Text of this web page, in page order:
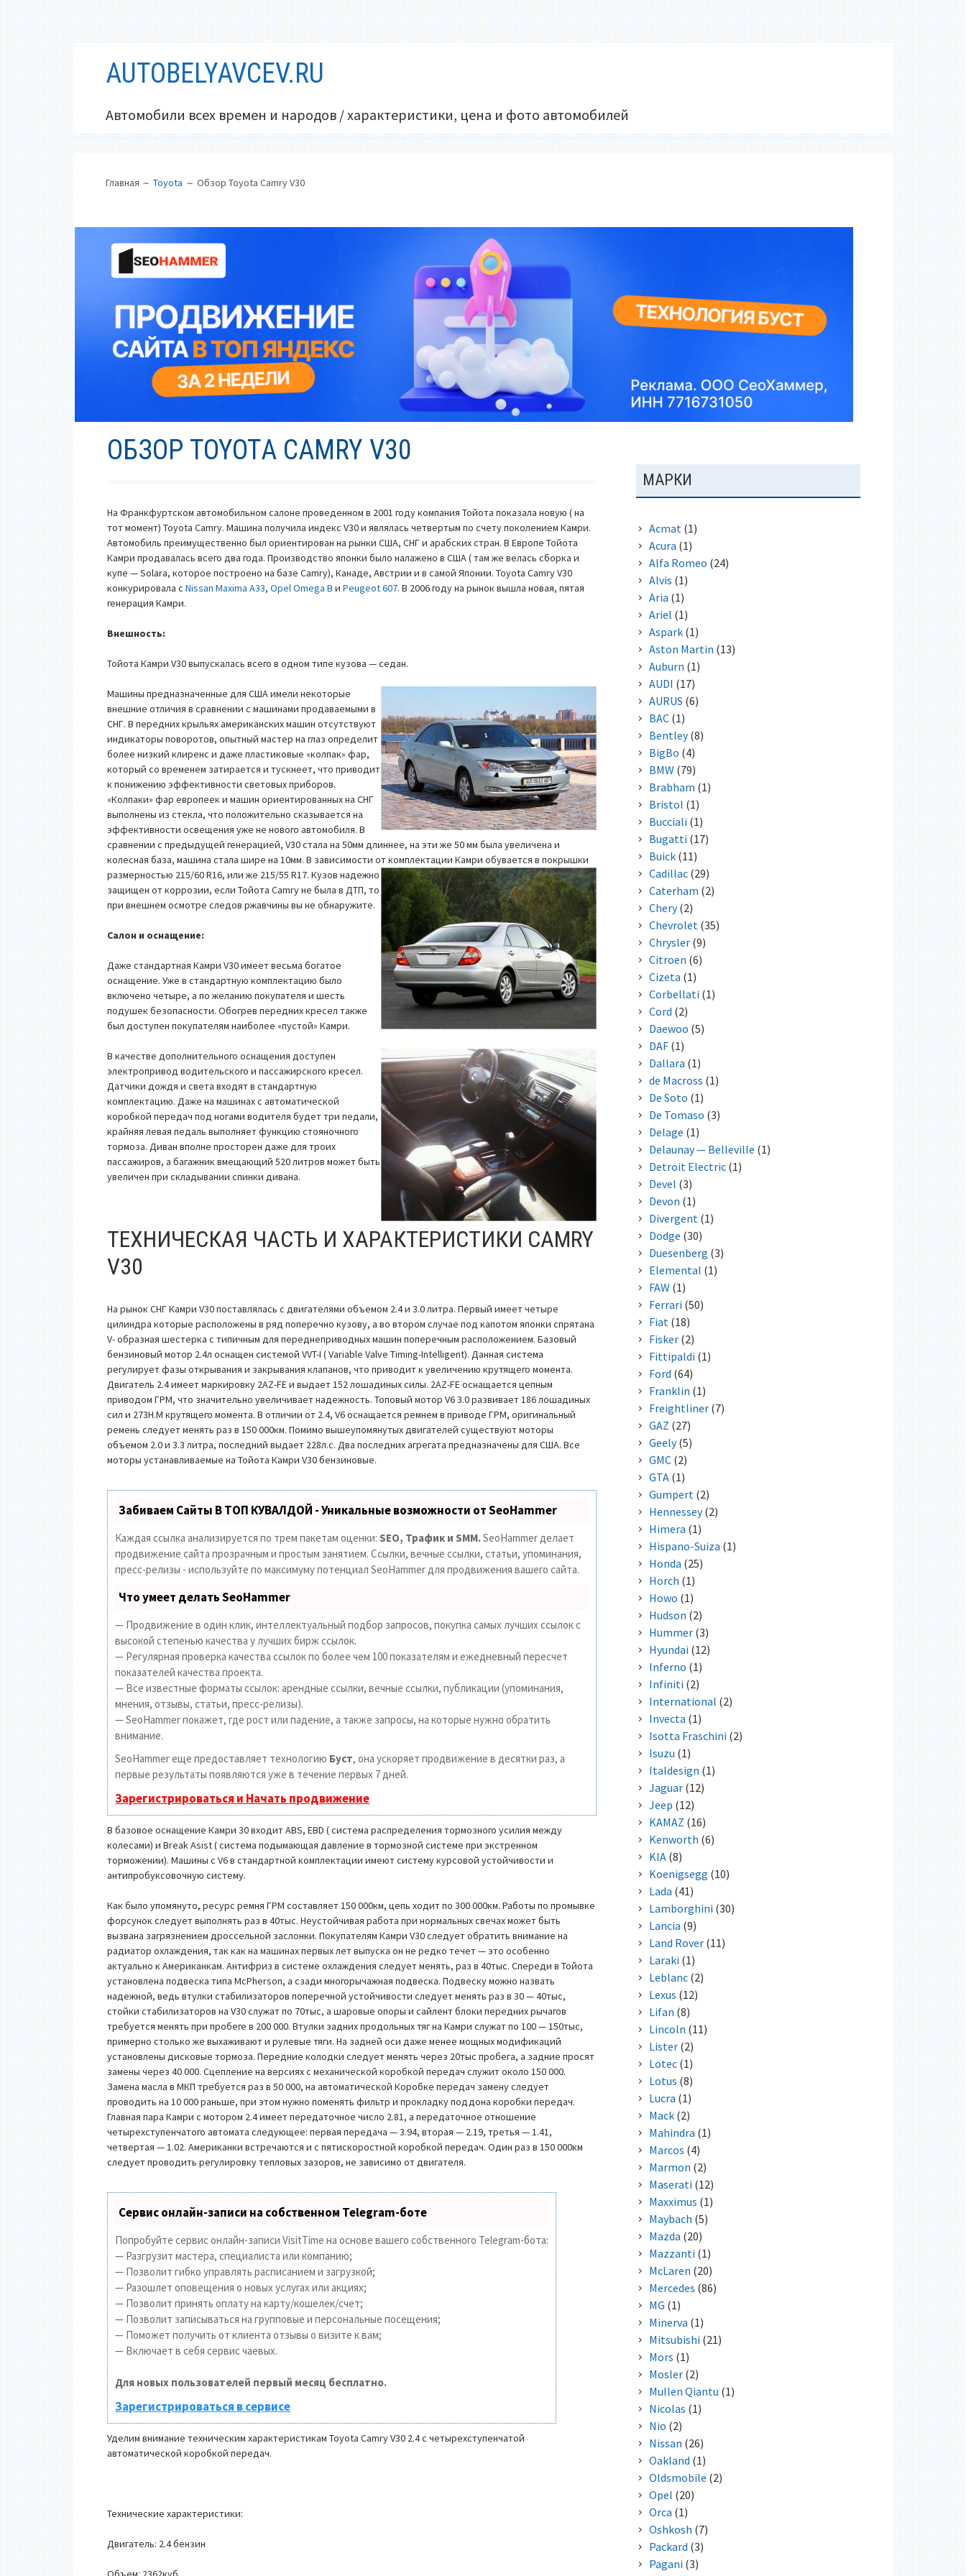
содержимомуAUTOBELYAVCEV.RU
Автомобили всех времен и народов / характеристики, цена и фото автомобилей
МЕНЮ
САЙТЕ
(ХЛЕБНЫЕ
КРОШКИ)
Главная Toyota Обзор Toyota Camry V30
ОБЗОР TOYOTA CAMRY V30
На Франкфуртском автомобильном салоне проведенном в 2001 году компания Тойота показала новую ( на
тот момент) Toyota Camry. Машина получила индекс V30 и являлась четвертым по счету поколением Камри.
Автомобиль преимущественно был ориентирован на рынки США, СНГ и арабских стран. В Европе Тойота
Камри продавалась всего два года. Производство японки было налажено в США ( там же велась сборка и
купе — Solara, которое построено на базе Camry), Канаде, Австрии и в самой Японии. Toyota Camry V30
конкурировала сNissan Maxima A33,Opel Omega B иPeugeot 607. В 2006 году на рынок вышла новая, пятая
генерация Камри.
Внешность:
Тойота Камри V30 выпускалась всего в одном типе кузова — седан.
Машины предназначенные для США имели некоторые
внешние отличия в сравнении с машинами продаваемыми в
СНГ. В передних крыльях американских машин отсутствуют
индикаторы поворотов, опытный мастер на глаз определит
более низкий клиренс и даже пластиковые «колпак» фар,
который со временем затирается и тускнеет, что приводит
к понижению эффективности световых приборов.
«Колпаки» фар европеек и машин ориентированных на СНГ
выполнены из стекла, что положительно сказывается на
эффективности освещения уже не нового автомобиля. В
сравнении с предыдущей генерацией, V30 стала на 50мм длиннее, на эти же 50 мм была увеличена и
колесная база, машина стала шире на 10мм. В зависимости от комплектацииКамри обувается в покрышки
размерностью 215/60 R16, или же 215/55 R17. Кузов надежно
защищен от коррозии, если Тойота Camry не была в ДТП, то
при внешнем осмотре следов ржавчины вы не обнаружите.
Салон и оснащение:
Даже стандартная Камри V30 имеет весьма богатое
оснащение. Уже в стандартную комплектацию было
включено четыре, а по желанию покупателя и шесть
подушек безопасности. Обогрев передних кресел также
был доступен покупателям наиболее «пустой» Камри.
В качестве дополнительного оснащения доступен
электропривод водительского и пассажирского кресел.
Датчики дождя и света входят в стандартную
комплектацию. Даже на машинах с автоматической
коробкой передач под ногами водителя будет три педали,
крайняя левая педаль выполняет функцию стояночного
тормоза. Диван вполне просторен даже для троих
пассажиров, а багажник вмещающий 520 литров может быть
увеличен при складывании спинки дивана.
ТЕХНИЧЕСКАЯ ЧАСТЬ И ХАРАКТЕРИСТИКИ CAMRY
V30
На рынок СНГ Камри V30 поставлялась с двигателями объемом 2.4 и 3.0 литра. Первый имеет четыре
цилиндра которые расположены в ряд поперечно кузову, а во втором случае под капотом японки спрятана
V- образная шестерка с типичным для переднеприводных машин поперечным расположением. Базовый
бензиновый мотор 2.4л оснащен системой VVT-I ( Variable Valve Timing-Intelligent). Данная система
регулирует фазы открывания и закрывания клапанов, что приводит к увеличению крутящего момента.
Двигатель 2.4 имеет маркировку 2AZ-FE и выдает 152 лошадиных силы. 2AZ-FE оснащается цепным
приводом ГРМ, что значительно увеличивает надежность. Топовый мотор V6 3.0 развивает 186 лошадиных
сил и 273Н.М крутящего момента. В отличии от 2.4, V6 оснащается ремнем в приводе ГРМ, оригинальный
ремень следует менять раз в 150 000км. Помимо вышеупомянутых двигателей существуют моторы
объемом 2.0 и 3.3 литра, последний выдает 228л.с. Два последних агрегата предназначены для США. Все
моторы устанавливаемые на Тойота Камри V30 бензиновые.
Забиваем Сайты В ТОП КУВАЛДОЙ - Уникальные возможности от SeoHammer
Каждая ссылка анализируется по трем пакетам оценки: SEO, Трафик и SMM.SeoHammer делает
продвижение сайта прозрачным и простым занятием. Ссылки, вечные ссылки, статьи, упоминания,
пресс-релизы - используйте по максимуму потенциал SeoHammer для продвижения вашего сайта.
Что умеет делать SeoHammer
— Продвижение в один клик, интеллектуальный подбор запросов, покупка самых лучших ссылок с
высокой степенью качества у лучших бирж ссылок.
— Регулярная проверка качества ссылок по более чем 100 показателям и ежедневный пересчет
показателей качества проекта.
— Все известные форматы ссылок: арендные ссылки, вечные ссылки, публикации (упоминания,
мнения, отзывы, статьи, пресс-релизы).
— SeoHammer покажет, где рост или падение, а также запросы, на которые нужно обратить
внимание.
SeoHammer еще предоставляет технологию Буст, она ускоряет продвижение в десятки раз, а
первые результаты появляются уже в течение первых 7 дней.
Зарегистрироваться и Начать продвижение
В базовое оснащение Камри 30 входит ABS, EBD ( система распределения тормозного усилия между
колесами) и Break Asist ( система подымающая давление в тормозной системе при экстренном
торможении). Машины с V6 в стандартной комплектации имеют систему курсовой устойчивости и
антипробуксовочную систему.
Как было упомянуто, ресурс ремня ГРМ составляет 150 000км, цепь ходит по 300 000км. Работы по промывке
форсунок следует выполнять раз в 40тыс. Неустойчивая работа при нормальных свечах может быть
вызвана загрязнением дроссельной заслонки. Покупателям Камри V30 следует обратить внимание на
радиатор охлаждения, так как на машинах первых лет выпуска он не редко течет — это особенно
актуально к Американкам. Антифриз в системе охлаждения следует менять, раз в 40тыс. Спереди в Тойота
установлена подвеска типа McPherson, а сзади многорычажная подвеска. Подвеску можно назвать
надежной, ведь втулки стабилизаторов поперечной устойчивости следует менять раз в 30 — 40тыс,
стойки стабилизаторов на V30 служат по 70тыс, а шаровые опоры и сайлент блоки передних рычагов
требуется менять при пробеге в 200 000. Втулки задних продольных тяг на Камри служат по 100 — 150тыс,
примерно столько же выхаживают и рулевые тяги. На задней оси даже менее мощных модификаций
установлены дисковые тормоза. Передние колодки следует менять через 20тыс пробега, а задние просят
замены через 40 000. Сцепление на версиях с механической коробкой передач служит около 150 000.
Замена масла в МКП требуется раз в 50 000, на автоматической Коробке передач замену следует
проводить на 10 000 раньше, при этом нужно поменять фильтр и прокладку поддона коробки передач.
Главная пара Камри с мотором 2.4 имеет передаточное число 2.81, а передаточное отношение
четырехступенчатого автомата следующее: первая передача — 3.94, вторая — 2.19, третья — 1.41,
четвертая — 1.02. Американки встречаются и с пятискоростной коробкой передач. Один раз в 150 000км
следует проводить регулировку тепловых зазоров, не зависимо от двигателя.
Сервис онлайн-записи на собственном Telegram-боте
Попробуйте сервис онлайн-записи VisitTime на основе вашего собственного Telegram-бота:
— Разгрузит мастера, специалиста или компанию;
— Позволит гибко управлять расписанием и загрузкой;
— Разошлет оповещения о новых услугах или акциях;
— Позволит принять оплату на карту/кошелек/счет;
— Позволит записываться на групповые и персональные посещения;
— Поможет получить от клиента отзывы о визите к вам;
— Включает в себя сервис чаевых.
Для новых пользователей первый месяц бесплатно.
Зарегистрироваться в сервисе
Уделим внимание техническим характеристикам Toyota Camry V30 2.4 с четырехступенчатой
автоматической коробкой передач.
Технические характеристики:
Двигатель: 2.4 бензин
ОСНОВНАЯ
ПАНЕЛЬ
МАРКИ
Acmat (1)
Acura (1)
Alfa Romeo (24)
Alvis (1)
Aria (1)
Ariel (1)
Aspark(1)
Aston Martin (13)
Auburn (1)
AUDI (17)
AURUS (6)
BAC(1)
Bentley(8)
BigBo (4)
BMW (79)
Brabham (1)
Bristol (1)
Bucciali (1)
Bugatti (17)
Buick(11)
Cadillac(29)
Caterham (2)
Chery(2)
Chevrolet (35)
Chrysler(9)
Citroen (6)
Cizeta (1)
Corbellati (1)
Cord (2)
Daewoo (5)
DAF(1)
Dallara (1)
de Macross (1)
De Soto (1)
De Tomaso (3)
Delage (1)
Delaunay — Belleville (1)
Detroit Electric(1)
Devel (3)
Devon (1)
Divergent (1)
Dodge (30)
Duesenberg (3)
Elemental (1)
FAW (1)
Ferrari (50)
Fiat (18)
Fisker(2)
Fittipaldi (1)
Ford (64)
Franklin (1)
Freightliner(7)
GAZ (27)
Geely(5)
GMC(2)
GTA(1)
Gumpert (2)
Hennessey(2)
Himera (1)
Hispano-Suiza (1)
Honda (25)
Horch (1)
Howo (1)
Hudson (2)
Hummer(3)
Hyundai (12)
Inferno (1)
Infiniti (2)
International (2)
Invecta (1)
Isotta Fraschini (2)
Isuzu (1)
Italdesign (1)
Jaguar(12)
Jeep (12)
KAMAZ (16)
Kenworth (6)
KIA(8)
Koenigsegg (10)
Lada (41)
Lamborghini (30)
Lancia (9)
Land Rover(11)
Laraki (1)
Leblanc(2)
Lexus (12)
Lifan (8)
Lincoln (11)
Lister(2)
Lotec(1)
Lotus (8)
Lucra (1)
Mack(2)
Mahindra (1)
Marcos (4)
Marmon (2)
Maserati (12)
Maxximus (1)
Maybach (5)
Mazda (20)
Mazzanti (1)
McLaren (20)
Mercedes (86)
MG (1)
Minerva (1)
Mitsubishi (21)
Mors (1)
Mosler(2)
Mullen Qiantu (1)
Nicolas (1)
Nio (2)
Nissan (26)
Oakland (1)
Oldsmobile (2)
Opel (20)
Orca (1)
Oshkosh (7)
Packard (3)
Pagani (3)